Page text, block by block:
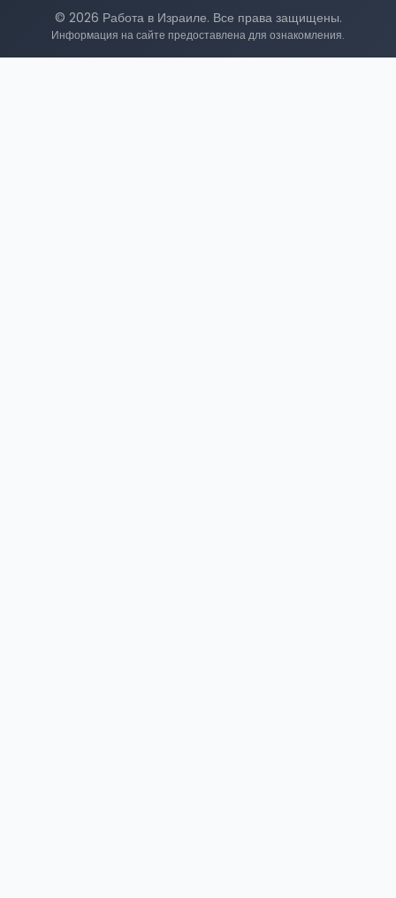
© 2026 Работа в Израиле. Все права защищены.
Информация на сайте предоставлена для ознакомления.